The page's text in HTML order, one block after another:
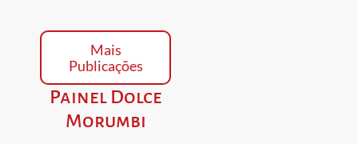
Mais
Publicações
Painel Dolce
Morumbi